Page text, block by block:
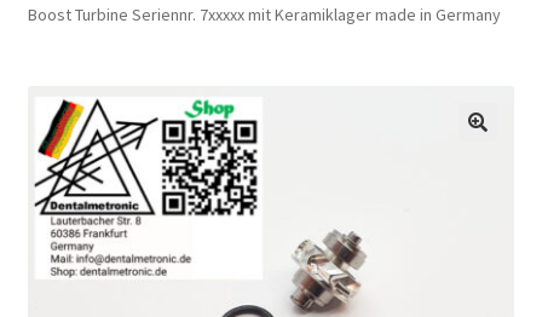
Mein Konto / Login
Kontakt
Reparaturservice
Boost Turbine Seriennr. 7xxxxx mit Keramiklager made in Germany